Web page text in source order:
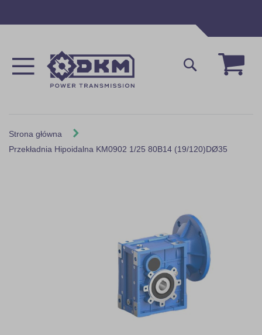
Mój
Szukaj
Strona główna
Przekładnia Hipoidalna KM0902 1/25 80B14 (19/120)DØ35